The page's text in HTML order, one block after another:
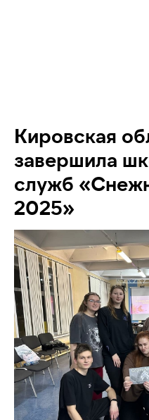
Кировская
завершила
служб
2025»